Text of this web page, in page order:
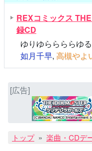
REXコミックス
録CD
ゆりゆららららゆ
如月千早, 高槻やよ
[広告]
トップ 楽曲・CDデ